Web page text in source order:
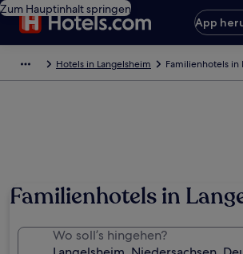
Zum Hauptinhalt springen
App
Hotels in Langelsheim Familienhotels in
Familienhotels in
Wo soll’s hingehen?